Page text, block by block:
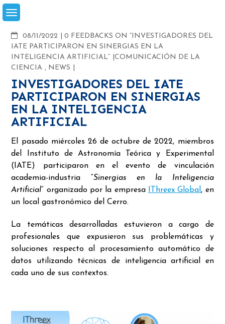
Skip
to
08/11/2022
COMMENTS
0 FEEDBACKS ON “INVESTIGADORES DEL
IATE PARTICIPARON EN SINERGIAS EN LA
INTELIGENCIA ARTIFICIAL”
COMUNICACIÓN DE LA
CIENCIA , NEWS
INVESTIGADORES DEL IATE
PARTICIPARON EN SINERGIAS
EN LA INTELIGENCIA
ARTIFICIAL
El pasado miércoles 26 de octubre de 2022, miembros
del Instituto de Astronomía Teórica y Experimental
(IATE) participaron en el evento de vinculación
academia-industria “Sinergias en la Inteligencia
Artificial” organizado por la empresa IThreex Global , en
un local gastronómico del Cerro.
La temáticas desarrolladas estuvieron a cargo de
profesionales que expusieron sus problemáticas y
soluciones respecto al procesamiento automático de
datos utilizando técnicas de inteligencia artificial en
cada uno de sus contextos.